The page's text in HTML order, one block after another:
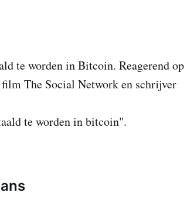
te worden in Bitcoin. Reagerend op
The Social Network en schrijver
te worden in bitcoin".